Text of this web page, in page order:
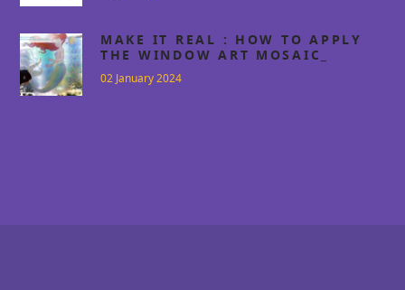
MAKE IT REAL : HOW TO APPLY
THE WINDOW ART MOSAIC_
DISNEY THE LITTLE MERMAID
02 January 2024